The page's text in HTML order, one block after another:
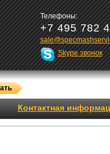
Телефоны:
+7 495 782
Skype звонок
Контактная